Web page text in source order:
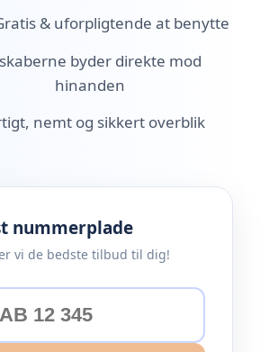
& uforpligtende at benytte
byder direkte mod
hinanden
nemt og sikkert overblik
nummerplade
vi de bedste tilbud til dig!